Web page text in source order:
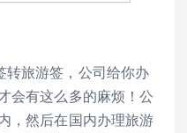
转旅游签，公司给你办
会有这么多的麻烦！公
，然后在国内办理旅游